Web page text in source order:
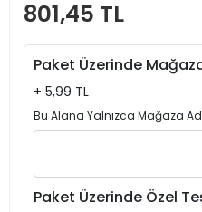
801,45 TL
Paket Üzerinde
+ 5,99 TL
Bu Alana Yalnızca Mağaza
Paket Üzerinde Özel